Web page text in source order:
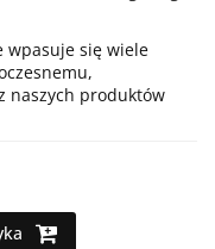
wpasuje się wiele
naszych produktów